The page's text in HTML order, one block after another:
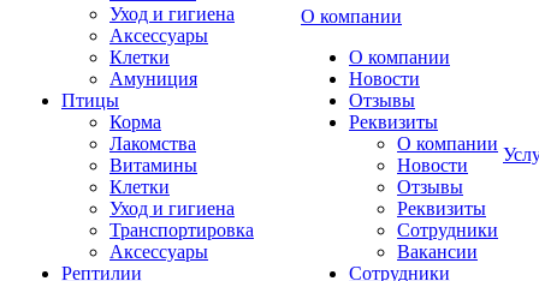
Уход и гигиена
Аксессуары
Клетки
Амуниция
Птицы
Корма
Лакомства
Витамины
Клетки
Уход и гигиена
Транспортировка
Аксессуары
Рептилии
О компании
О компании
Новости
Отзывы
Реквизиты
О компании
Новости
Отзывы
Реквизиты
Сотрудники
Вакансии
Сотрудники